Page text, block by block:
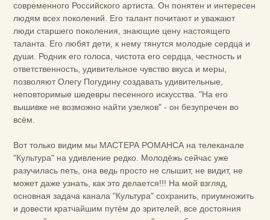
современного Российского артиста. Он понятен и интересен
людям всех поколений. Его талант почитают и уважают
люди старшего поколения, знающие цену настоящего
таланта. Его любят дети, к нему тянутся молодые сердца и
души. Родник его голоса, чистота его сердца, честность и
ответственность, удивительное чувство вкуса и меры,
позволяют Олегу Погудину создавать удивительные,
неповторимые шедевры песенного искусства. "На его
вышивке не возможно найти узелков" - он безупречен во
всём.
Вот только видим мы МАСТЕРА РОМАНСА на телеканале
"Культура" на удивление редко. Молодёжь сейчас уже
разучилась петь, она ведь просто не слышит, не видит, не
может даже узнать, как это делается!!! На мой взгляд,
основная задача канала "Культура" сохранить, приумножить
и довести кратчайшим путём до зрителей, все достояния